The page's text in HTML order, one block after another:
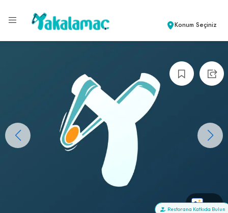
Konum Seçiniz
+0
Restorana Katkıda Bulun